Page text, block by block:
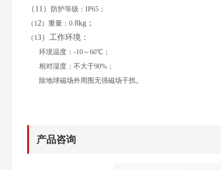
（11 ） 防护等级： IP65；
（ 12 ）重量： 0.8kg；
（ 13）工作环境：
环境温度： -10～60℃；
相对湿度：不大于90%；
除地球磁场外周围无强磁场干扰。
产品咨询